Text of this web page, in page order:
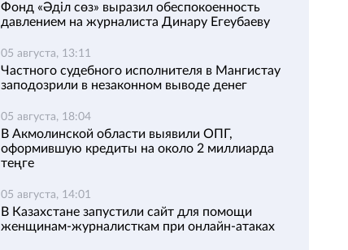
Фонд «Әділ сөз» выразил обеспокоенность
давлением на журналиста Динару Егеубаеву
05 августа, 13:11
Частного судебного исполнителя в Мангистау
заподозрили в незаконном выводе денег
05 августа, 18:04
В Акмолинской области выявили ОПГ,
оформившую кредиты на около 2 миллиарда
теңге
05 августа, 14:01
В Казахстане запустили сайт для помощи
женщинам-журналисткам при онлайн-атаках